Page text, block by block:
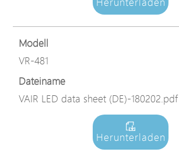
Modell
VR-481
Dateiname
VAIR LED data sheet (DE)-180202.pdf
Herunterladen